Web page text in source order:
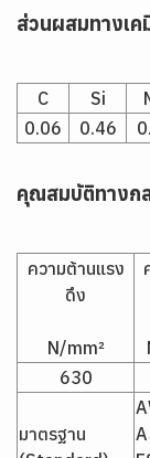
ส่วนผสมทางเค
C Si
0.06
0.46
คุณสมบัติทางกล
ความต้านแรง
ดึง
N/mm²
630
มาตรฐาน